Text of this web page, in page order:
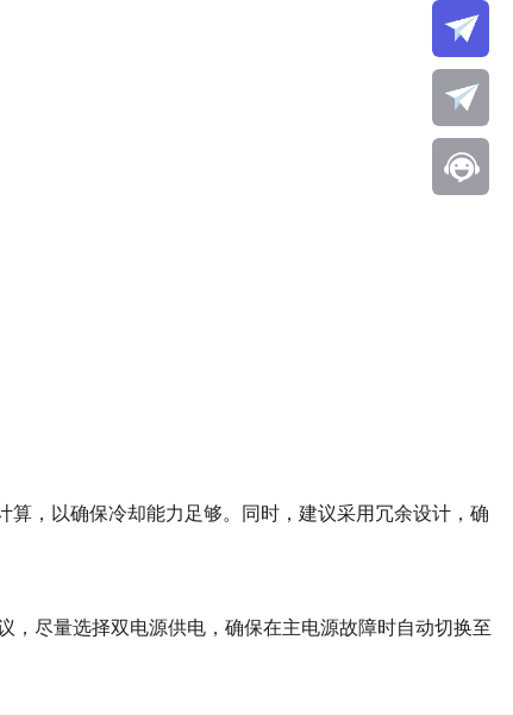
，以确保冷却能力足够。同时，建议采用冗余设计，确
尽量选择双电源供电，确保在主电源故障时自动切换至